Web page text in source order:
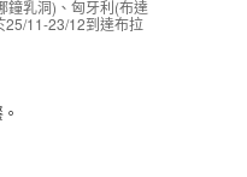
自然遺產」十
鐘乳洞)、匈牙利(布達
25/11-23/12到達布拉